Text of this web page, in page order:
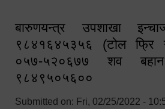
बारुणयन्त्र उपशाखा
९८४१६४५३५६ (टोल
०५७-५२०६७७ शव
९८४९५०५६००
Submitted on: Fri, 02/25/2022 -